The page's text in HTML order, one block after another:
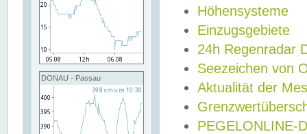
DONAU - Passau
Höhensysteme
Einzugsgebiete
24h Regenradar
Seezeichen von
Aktualität der
PEGELONLINE-